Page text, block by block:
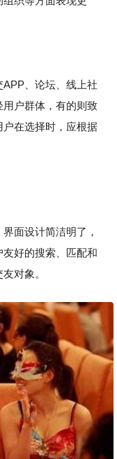
、论坛、线上社
户群体，有的则致
在选择时，应根据
面设计简洁明了，
好的搜索、匹配和
对象。